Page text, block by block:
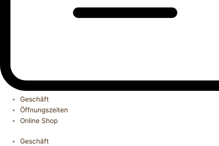
Geschäft
Öffnungszeiten
Online Shop
Geschäft